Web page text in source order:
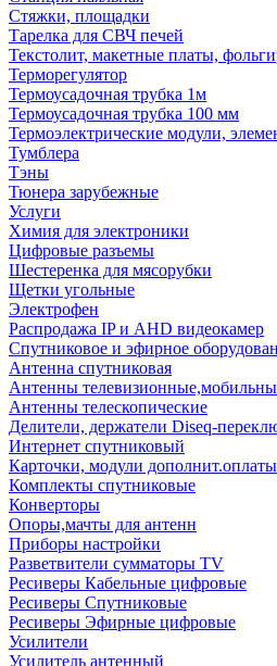
Стяжки, площадки
Тарелка для СВЧ печей
Текстолит, макетные платы,
Терморегулятор
Термоусадочная трубка 1м
Термоусадочная трубка 100 мм
Термоэлектрические модули,
Тумблера
Тэны
Тюнера зарубежные
Услуги
Химия для электроники
Цифровые разъемы
Шестеренка для мясорубки
Щетки угольные
Электрофен
Распродажа IP и AHD видеокамер
Спутниковое и эфирное
Антенна спутниковая
Антенны
Антенны телескопические
Делители, держатели Diseq-
Интернет спутниковый
Карточки, модули дополнит.оплаты
Комплекты спутниковые
Конверторы
Опоры,мачты для антенн
Приборы настройки
Разветвители сумматоры TV
Ресиверы Кабельные цифровые
Ресиверы Спутниковые
Ресиверы Эфирные цифровые
Усилители
Усилитель антенный